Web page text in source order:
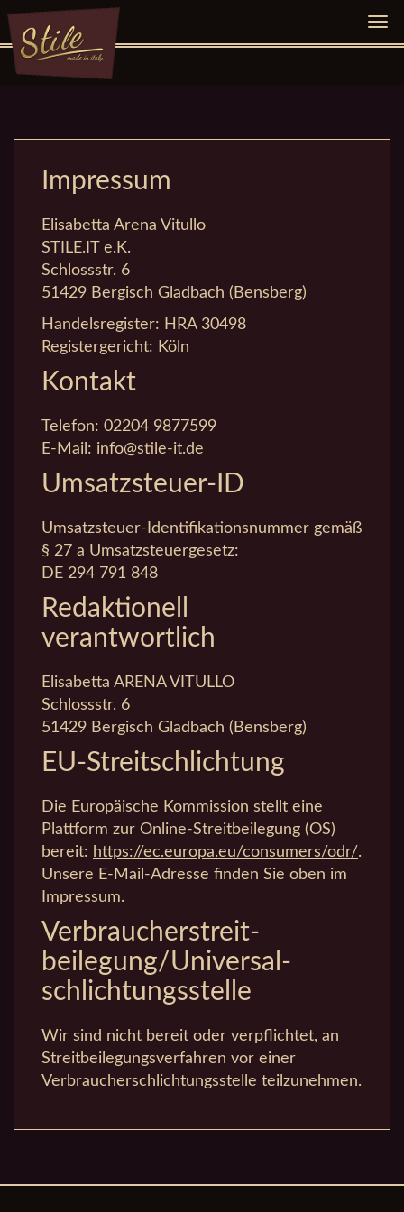
ein-/
Impressum
Elisabetta Arena Vitullo
STILE.IT e.K.
Schlossstr. 6
51429 Bergisch Gladbach (Bensberg)
Handelsregister: HRA 30498
Registergericht: Köln
Kontakt
Telefon: 02204 9877599
E-Mail: info@stile-it.de
Umsatzsteuer-ID
Umsatzsteuer-Identifikationsnummer gemäß
§ 27 a Umsatzsteuergesetz:
DE 294 791 848
Redaktionell
verantwortlich
Elisabetta ARENA VITULLO
Schlossstr. 6
51429 Bergisch Gladbach (Bensberg)
EU-Streitschlichtung
Die Europäische Kommission stellt eine
Plattform zur Online-Streitbeilegung (OS)
bereit: https://ec.europa.eu/consumers/odr/.
Unsere E-Mail-Adresse finden Sie oben im
Impressum.
Verbraucher­streit­
beilegung/Universal­
schlichtungs­stelle
Wir sind nicht bereit oder verpflichtet, an
Streitbeilegungsverfahren vor einer
Verbraucherschlichtungsstelle teilzunehmen.